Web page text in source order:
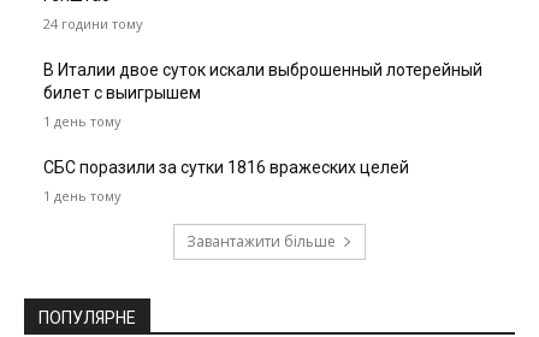
24 години тому
В Италии двое суток искали выброшенный лотерейный
билет с выигрышем
1 день тому
СБС поразили за сутки 1816 вражеских целей
1 день тому
Завантажити більше
ПОПУЛЯРНЕ